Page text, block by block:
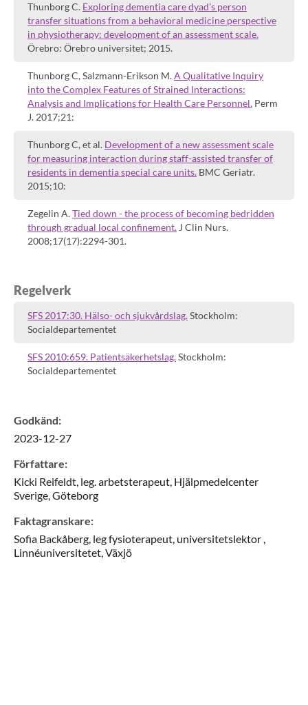
Thunborg C. Exploring dementia care dyad's person
transfer situations from a behavioral medicine perspective
in physiotherapy: development of an assessment scale.
Örebro: Örebro universitet; 2015.
Thunborg C, Salzmann-Erikson M.A Qualitative Inquiry
into the Complex Features of Strained Interactions:
Analysis and Implications for Health Care Personnel. Perm
J. 2017;21:
Thunborg C, et al. Development of a new assessment scale
for measuring interaction during staff-assisted transfer of
residents in dementia special care units. BMC Geriatr.
2015;10:
Zegelin A.Tied down - the process of becoming bedridden
through gradual local confinement. J Clin Nurs.
2008;17(17):2294-301.
Regelverk
SFS 2017:30. Hälso- och sjukvårdslag.Stockholm:
Socialdepartementet
SFS 2010:659. Patientsäkerhetslag.Stockholm:
Socialdepartementet
Godkänd:
2023-12-27
Författare:
Kicki Reifeldt, leg. arbetsterapeut, Hjälpmedelcenter
Sverige,Göteborg
Faktagranskare:
Sofia Backåberg, leg fysioterapeut, universitetslektor ,
Linnéuniversitetet,Växjö